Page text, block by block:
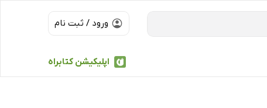
ورود / ثبت نام
اپلیکیشن کتابراه